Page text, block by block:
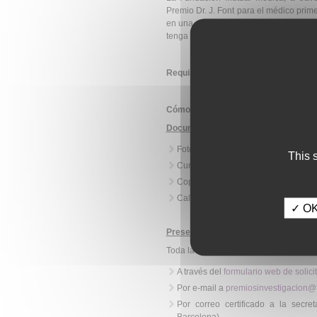
Premio Dr. J. Font para el médico
en una revista nacional o extranjera
tenga una aplicación potencial en la
Requisitos de los solicitantes:
Cómo se solicita:
Documentación necesaria
Fotocopia del DNI.
Currículum Vitae del autor.
Copia del artículo publicado.
Calificación de la revista donde se
Presentación de solicitudes
Toda la documentación se puede
A través del formulario web de
Por e-mail a
Por correo certificado a la
This
✓